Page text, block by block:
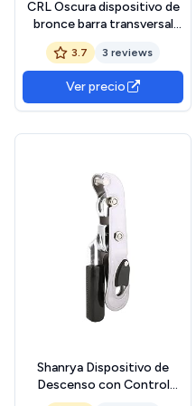
CRL Oscura dispositivo de
bronce barra transversal
antipánico - mano derecha
revertir borde cónico -
dl1190rhrdu
3.7 3 reviews
Ver precio
Shanrya Dispositivo de
Descenso con Control
Manual, Dispositivo